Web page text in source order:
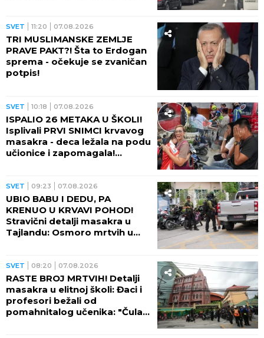
SVET 11:20 07.08.2026
TRI MUSLIMANSKE ZEMLJE
PRAVE PAKT?! Šta to Erdogan
sprema - očekuje se zvaničan
potpis!
SVET 10:18 07.08.2026
ISPALIO 26 METAKA U ŠKOLI!
Isplivali PRVI SNIMCI krvavog
masakra - deca ležala na podu
učionice i zapomagala!
SVET 09:23 07.08.2026
UBIO BABU I DEDU, PA
KRENUO U KRVAVI POHOD!
Stravični detalji masakra u
Tajlandu: Osmoro mrtvih u
SVET 08:20 07.08.2026
RASTE BROJ MRTVIH! Detalji
masakra u elitnoj školi: Đaci i
profesori bežali od
pomahnitalog učenika: "Čula